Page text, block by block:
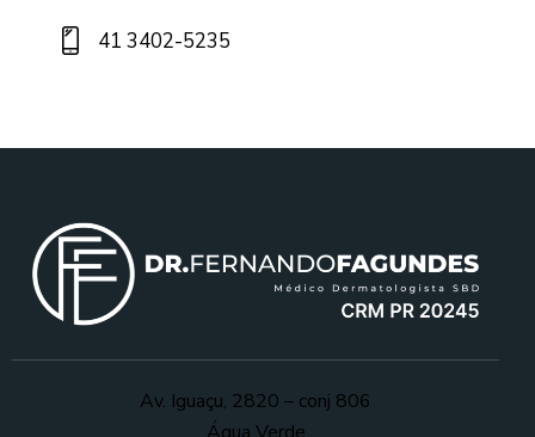
41 3402-5235
Av. Iguaçu, 2820 – conj 806